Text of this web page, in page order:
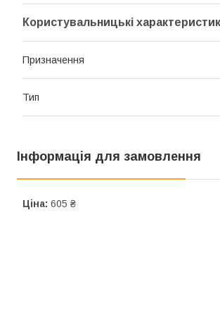
Користувальницькі
Призначення
Тип
Інформація для замовлення
Ціна: 605 ₴